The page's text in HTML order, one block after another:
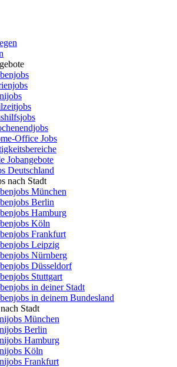
Office Jobs
Jobangebote
Deutschland
nach Stadt
München
Berlin
Hamburg
Köln
Frankfurt
Leipzig
Nürnberg
Düsseldorf
Stuttgart
in deiner Stadt
in deinem Bundesland
Stadt
München
Berlin
Hamburg
Köln
Frankfurt